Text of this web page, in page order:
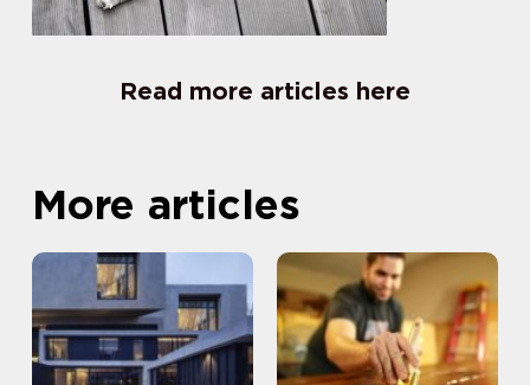
Read more articles here
More articles